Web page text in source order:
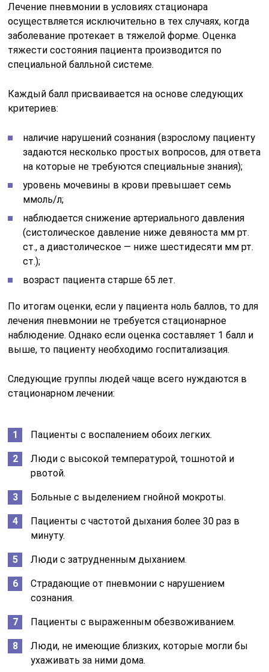
Лечение пневмонии в условиях стационара
осуществляется исключительно в тех случаях, когда
заболевание протекает в тяжелой форме. Оценка
тяжести состояния пациента производится по
специальной балльной системе.
Каждый балл присваивается на основе следующих
критериев:
наличие нарушений сознания (взрослому пациенту
задаются несколько простых вопросов, для ответа
на которые не требуются специальные знания);
уровень мочевины в крови превышает семь
ммоль/л;
наблюдается снижение артериального давления
(систолическое давление ниже девяноста мм рт.
ст., а диастолическое — ниже шестидесяти мм рт.
ст.);
возраст пациента старше 65 лет.
По итогам оценки, если у пациента ноль баллов, то для
лечения пневмонии не требуется стационарное
наблюдение. Однако если оценка составляет 1 балл и
выше, то пациенту необходимо госпитализация.
Следующие группы людей чаще всего нуждаются в
стационарном лечении:
Пациенты с воспалением обоих легких.
Люди с высокой температурой, тошнотой и
рвотой.
Больные с выделением гнойной мокроты.
Пациенты с частотой дыхания более 30 раз в
минуту.
Люди с затрудненным дыханием.
Страдающие от пневмонии с нарушением
сознания.
Пациенты с выраженным обезвоживанием.
Люди, не имеющие близких, которые могли бы
ухаживать за ними дома.